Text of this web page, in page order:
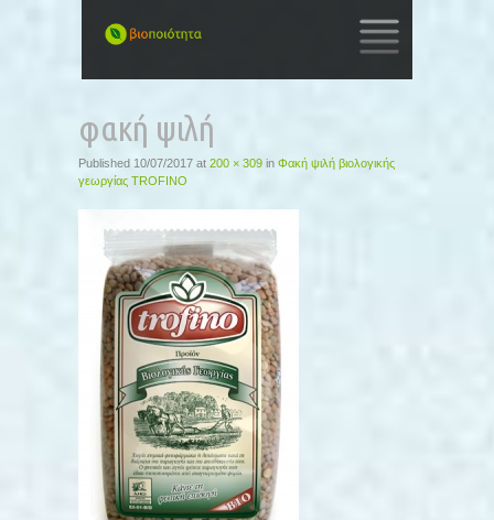
CONTENT
φακή ψιλή
Published 10/07/2017 at 200 × 309 in Φακή ψιλή βιολογικής
γεωργίας TROFINO